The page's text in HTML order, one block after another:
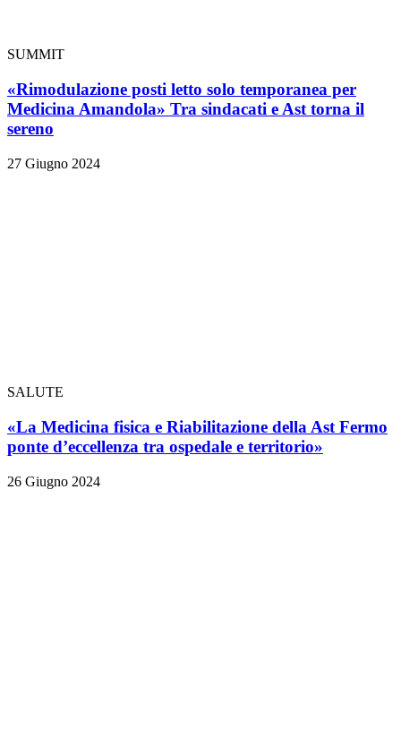
SUMMIT
«Rimodulazione posti letto solo temporanea per
Medicina Amandola» Tra sindacati e Ast torna il
sereno
27 Giugno 2024
SALUTE
«La Medicina fisica e Riabilitazione della Ast Fermo
ponte d’eccellenza tra ospedale e territorio»
26 Giugno 2024